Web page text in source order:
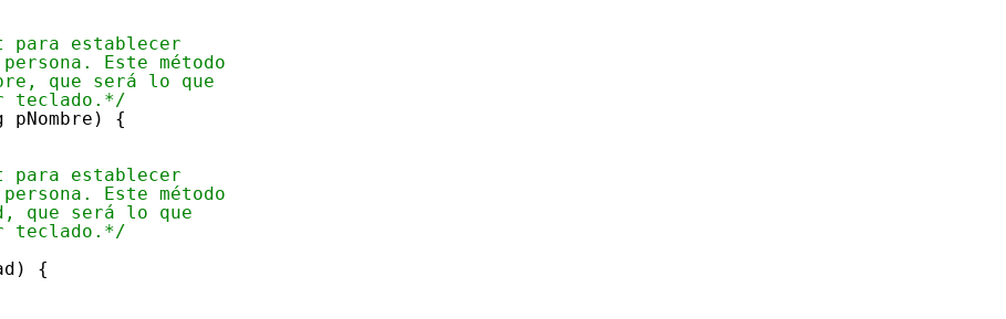
para establecer
Este método
que será lo que
teclado.*/
pNombre) {
para establecer
Este método
que será lo que
teclado.*/
{